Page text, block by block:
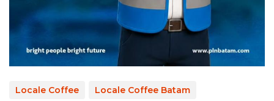
Locale Coffee Locale Coffee Batam